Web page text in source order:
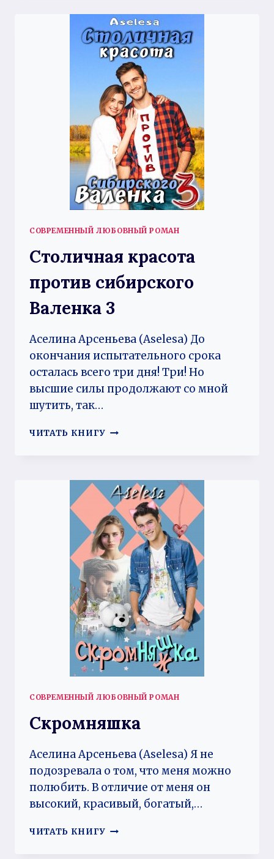
СОВРЕМЕННЫЙ ЛЮБОВНЫЙ РОМАН
Столичная красота
против сибирского
Валенка 3
Аселина Арсеньева (Aselesa) До
окончания испытательного срока
осталась всего три дня! Три! Но
высшие силы продолжают со мной
шутить, так…
ЧИТАТЬ КНИГУ СТОЛИЧНАЯ
ВАЛЕНКА
3
СОВРЕМЕННЫЙ ЛЮБОВНЫЙ РОМАН
Скромняшка
Аселина Арсеньева (Aselesa) Я не
подозревала о том, что меня можно
полюбить. В отличие от меня он
высокий, красивый, богатый,…
ЧИТАТЬ КНИГУ СКРОМНЯШКА